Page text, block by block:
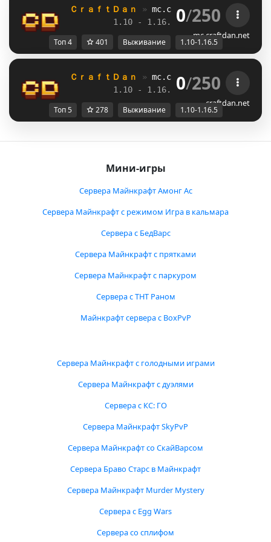
ＣｒａｆｔＤａｎ » mc.craftdan.net //
1.10 - 1.16.5 //
0/250
mc.craftdan.net
Топ 4 401 Выживание 1.10-1.16.5
ＣｒａｆｔＤａｎ » mc.craftdan.net //
1.10 - 1.16.5 //
0/250
craftdan.net
Топ 5 278 Выживание 1.10-1.16.5
Мини-игры
Сервера Майнкрафт Амонг Ас
Сервера Майнкрафт с режимом Игра в кальмара
Сервера с БедВарс
Сервера Майнкрафт с прятками
Сервера Майнкрафт с паркуром
Сервера с ТНТ Раном
Майнкрафт сервера с BoxPvP
Сервера Майнкрафт с голодными играми
Сервера Майнкрафт с дуэлями
Сервера с КС: ГО
Сервера Майнкрафт SkyPvP
Сервера Майнкрафт со СкайВарсом
Сервера Браво Старс в Майнкрафт
Сервера Майнкрафт Murder Mystery
Сервера с Egg Wars
Сервера со сплифом